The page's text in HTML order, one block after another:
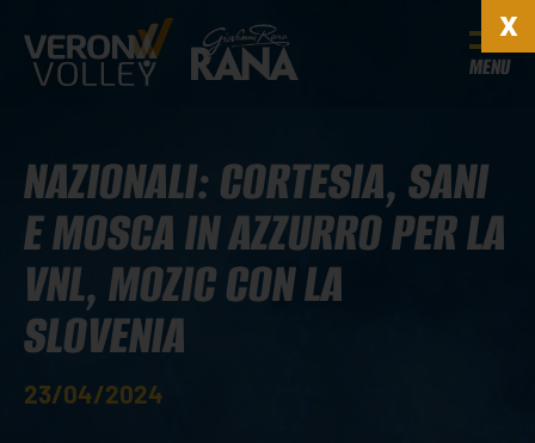
MENU
NAZIONALI: CORTESIA, SANI
E MOSCA IN AZZURRO PER LA
VNL, MOZIC CON LA
SLOVENIA
23/04/2024